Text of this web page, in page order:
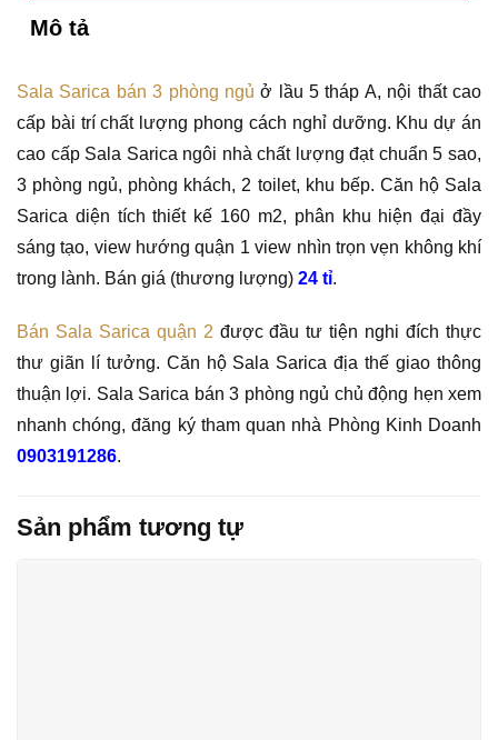
Mô tả
Sala Sarica bán 3 phòng ngủ ở lầu 5 tháp A, nội thất cao
cấp bài trí chất lượng phong cách nghỉ dưỡng. Khu dự án
cao cấp Sala Sarica ngôi nhà chất lượng đạt chuẩn 5 sao,
3 phòng ngủ, phòng khách, 2 toilet, khu bếp. Căn hộ Sala
Sarica diện tích thiết kế 160 m2, phân khu hiện đại đầy
sáng tạo, view hướng quận 1 view nhìn trọn vẹn không khí
trong lành. Bán giá (thương lượng) 24 tỉ.
Bán Sala Sarica quận 2 được đầu tư tiện nghi đích thực
thư giãn lí tưởng. Căn hộ Sala Sarica địa thế giao thông
thuận lợi. Sala Sarica bán 3 phòng ngủ chủ động hẹn xem
nhanh chóng, đăng ký tham quan nhà Phòng Kinh Doanh
0903191286.
Sản phẩm tương tự